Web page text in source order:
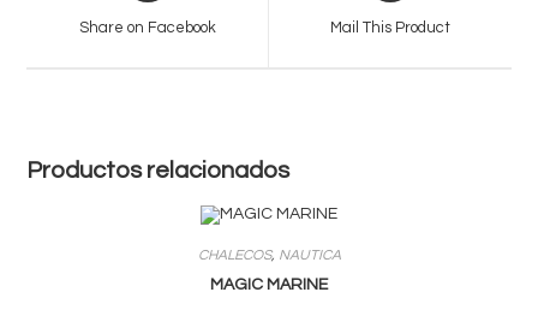
Share on Facebook Mail This Product
Productos relacionados
CHALECOS, NAUTICA
MAGIC MARINE